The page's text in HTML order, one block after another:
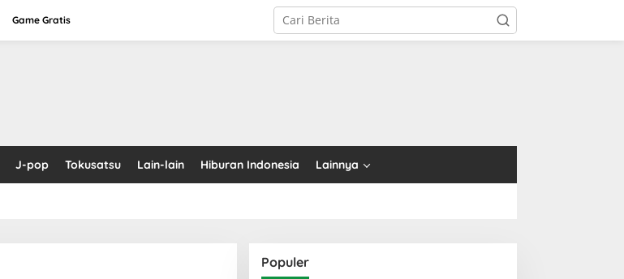
Game Gratis
J-pop Tokusatsu Lain-lain Hiburan Indonesia Lainnya
Populer